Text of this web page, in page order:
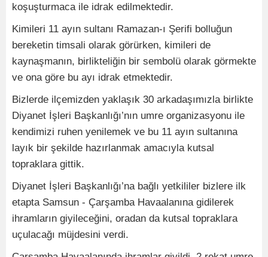
koşuşturmaca ile idrak edilmektedir.
Kimileri 11 ayın sultanı Ramazan-ı Şerifi bolluğun
bereketin timsali olarak görürken, kimileri de
kaynaşmanın, birlikteliğin bir sembolü olarak görmekte
ve ona göre bu ayı idrak etmektedir.
Bizlerde ilçemizden yaklaşık 30 arkadaşımızla birlikte
Diyanet İşleri Başkanlığı’nın umre organizasyonu ile
kendimizi ruhen yenilemek ve bu 11 ayın sultanına
layık bir şekilde hazırlanmak amacıyla kutsal
topraklara gittik.
Diyanet İşleri Başkanlığı’na bağlı yetkililer bizlere ilk
etapta Samsun - Çarşamba Havaalanına gidilerek
ihramların giyileceğini, oradan da kutsal topraklara
uçulacağı müjdesini verdi.